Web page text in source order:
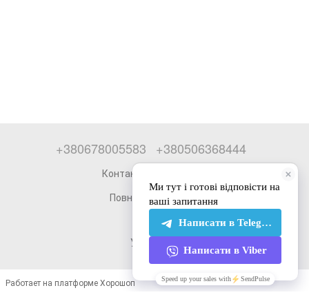
+380678005583 +380506368444
Контактна інформація
Повна версія сайту
© 2026
Укр Рус
Работает на платформе Хорошоп